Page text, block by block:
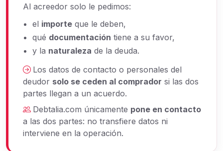
Al acreedor solo le pedimos:
el importeque le deben,
qué documentación tiene a su favor,
y la naturaleza de la deuda.
Los datos de contacto o personales del
deudor solo se ceden al comprador si las dos
partes llegan a un acuerdo.
Debtalia.com únicamente pone en contacto
a las dos partes: no transfiere datos ni
interviene en la operación.